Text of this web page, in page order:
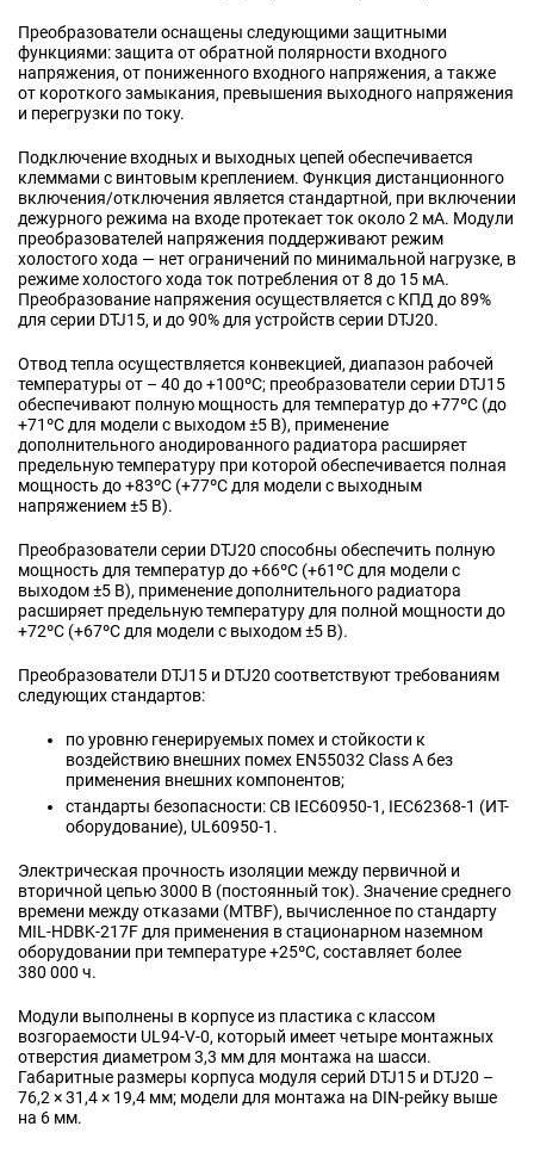
Преобразователи оснащены следующими защитными
функциями: защита от обратной полярности входного
напряжения, от пониженного входного напряжения, а также
от короткого замыкания, превышения выходного напряжения
и перегрузки по току.
Подключение входных и выходных цепей обеспечивается
клеммами с винтовым креплением. Функция дистанционного
включения/отключения является стандартной, при включении
дежурного режима на входе протекает ток около 2 мА. Модули
преобразователей напряжения поддерживают режим
холостого хода — нет ограничений по минимальной нагрузке, в
режиме холостого хода ток потребления от 8 до 15 мА.
Преобразование напряжения осуществляется с КПД до 89%
для серии DTJ15, и до 90% для устройств серии DTJ20.
Отвод тепла осуществляется конвекцией, диапазон рабочей
температуры от – 40 до +100ºC; преобразователи серии DTJ15
обеспечивают полную мощность для температур до +77ºC (до
+71ºC для модели с выходом ±5 В), применение
дополнительного анодированного радиатора расширяет
предельную температуру при которой обеспечивается полная
мощность до +83ºC (+77ºC для модели с выходным
напряжением ±5 В).
Преобразователи серии DTJ20 способны обеспечить полную
мощность для температур до +66ºC (+61ºC для модели с
выходом ±5 В), применение дополнительного радиатора
расширяет предельную температуру для полной мощности до
+72ºC (+67ºC для модели с выходом ±5 В).
Преобразователи DTJ15 и DTJ20 соответствуют требованиям
следующих стандартов:
по уровню генерируемых помех и стойкости к
воздействию внешних помех EN55032 Class A без
применения внешних компонентов;
стандарты безопасности: CB IEC60950-1, IEC62368-1 (ИТ-
оборудование), UL60950-1.
Электрическая прочность изоляции между первичной и
вторичной цепью 3000 В (постоянный ток). Значение среднего
времени между отказами (MTBF), вычисленное по стандарту
MIL-HDBK-217F для применения в стационарном наземном
оборудовании при температуре +25ºC, составляет более
380 000 ч.
Модули выполнены в корпусе из пластика с классом
возгораемости UL94-V-0, который имеет четыре монтажных
отверстия диаметром 3,3 мм для монтажа на шасси.
Габаритные размеры корпуса модуля серий DTJ15 и DTJ20 –
76,2 × 31,4 × 19,4 мм; модели для монтажа на DIN-рейку выше
на 6 мм.